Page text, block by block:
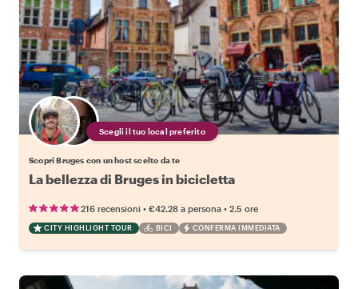
Scegli il tuo local preferito
Scopri Bruges con un host scelto da te
La bellezza di Bruges in bicicletta
216 recensioni • €42.28 a persona • 2.5 ore
CITY HIGHLIGHT TOUR BICI CONFERMA IMMEDIATA